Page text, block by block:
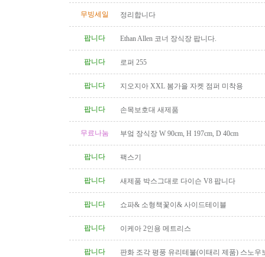
무빙세일 정리합니다
팝니다 Ethan Allen 코너 장식장 팝니다.
팝니다 로퍼 255
팝니다 지오지아 XXL 봄가을 자켓 점퍼 미착용
팝니다 손목보호대 새제품
무료나눔 부엌 장식장 W 90cm, H 197cm, D 40cm
팝니다 팩스기
팝니다 새제품 박스그대로 다이슨 V8 팝니다
팝니다 쇼파& 소형책꽃이& 사이드테이블
팝니다 이케아 2인용 메트리스
팝니다
판화 조각 평풍 유리테불(이태리 제품) 스노우